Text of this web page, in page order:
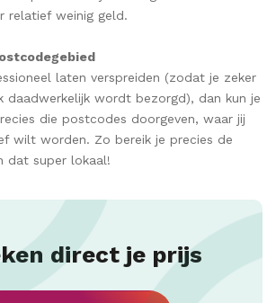
relatief weinig geld.
laten verspreiden (zodat je zeker
wordt bezorgd), dan kun je
die postcodes doorgeven, waar jij
wilt worden. Zo bereik je precies de
dat super lokaal!
direct je prijs